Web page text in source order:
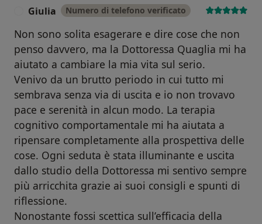
Giulia Numero di telefono verificato
Non sono solita esagerare e dire cose che non
penso davvero, ma la Dottoressa Quaglia mi ha
aiutato a cambiare la mia vita sul serio.
Venivo da un brutto periodo in cui tutto mi
sembrava senza via di uscita e io non trovavo
pace e serenità in alcun modo. La terapia
cognitivo comportamentale mi ha aiutata a
ripensare completamente alla prospettiva delle
cose. Ogni seduta è stata illuminante e uscita
dallo studio della Dottoressa mi sentivo sempre
più arricchita grazie ai suoi consigli e spunti di
riflessione.
Nonostante fossi scettica sull’efficacia della